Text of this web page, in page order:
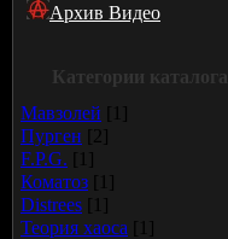
Архив Видео
Категории каталога
Мавзолей
[1]
Пурген
[2]
F.P.G.
[1]
Коматоз
[1]
Distrees
[1]
Теория хаоса
[1]